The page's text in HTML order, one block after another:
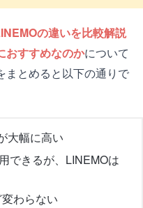
の違いを比較解説
おすすめなのかについて
まとめると以下の通りで
大幅に高い
できるが、LINEMOは
わらない